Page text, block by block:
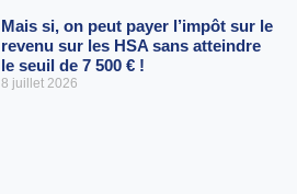
Mais si, on peut payer l’impôt sur le
revenu sur les HSA sans atteindre
le seuil de 7 500 € !
8 juillet 2026